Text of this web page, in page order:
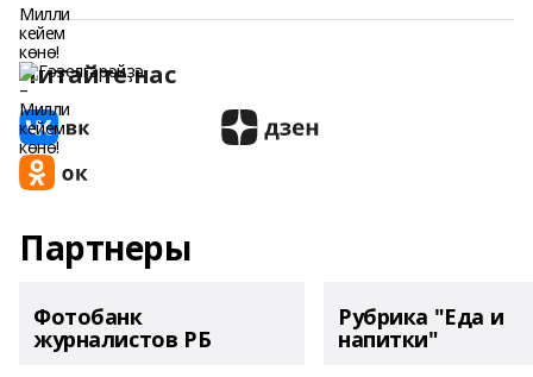
Читайте нас
Партнеры
Фотобанк
журналистов РБ
Рубрика "Еда и
напитки"